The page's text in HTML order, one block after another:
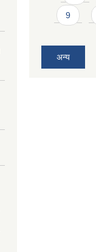
9
अन्य